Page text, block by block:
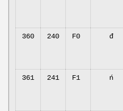
360 240 F0 đ
361 241 F1 ń